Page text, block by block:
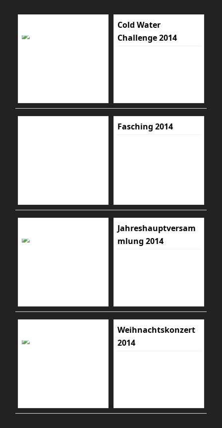
Cold Water
Challenge 2014
Fasching 2014
Jahreshauptversam
mlung 2014
Weihnachtskonzert
2014